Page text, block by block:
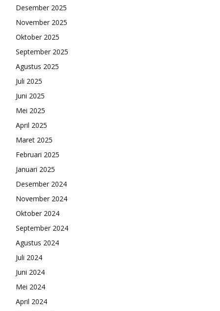
Desember 2025
November 2025
Oktober 2025
September 2025
Agustus 2025
Juli 2025
Juni 2025
Mei 2025
April 2025
Maret 2025
Februari 2025
Januari 2025
Desember 2024
November 2024
Oktober 2024
September 2024
Agustus 2024
Juli 2024
Juni 2024
Mei 2024
April 2024